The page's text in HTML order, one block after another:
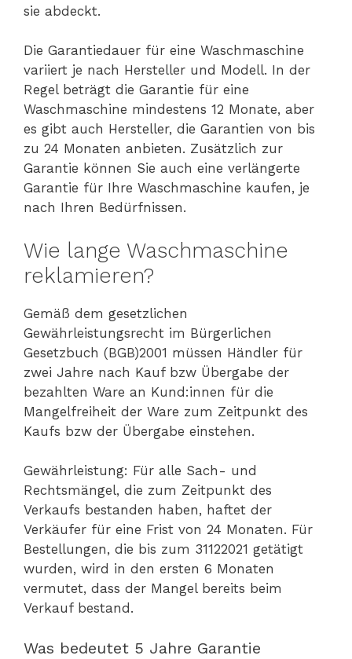
sie abdeckt.
Die Garantiedauer für eine Waschmaschine
variiert je nach Hersteller und Modell. In der
Regel beträgt die Garantie für eine
Waschmaschine mindestens 12 Monate, aber
es gibt auch Hersteller, die Garantien von bis
zu 24 Monaten anbieten. Zusätzlich zur
Garantie können Sie auch eine verlängerte
Garantie für Ihre Waschmaschine kaufen, je
nach Ihren Bedürfnissen.
Wie lange Waschmaschine
reklamieren?
Gemäß dem gesetzlichen
Gewährleistungsrecht im Bürgerlichen
Gesetzbuch (BGB)2001 müssen Händler für
zwei Jahre nach Kauf bzw Übergabe der
bezahlten Ware an Kund:innen für die
Mangelfreiheit der Ware zum Zeitpunkt des
Kaufs bzw der Übergabe einstehen.
Gewährleistung: Für alle Sach- und
Rechtsmängel, die zum Zeitpunkt des
Verkaufs bestanden haben, haftet der
Verkäufer für eine Frist von 24 Monaten. Für
Bestellungen, die bis zum 31122021 getätigt
wurden, wird in den ersten 6 Monaten
vermutet, dass der Mangel bereits beim
Verkauf bestand.
Was bedeutet 5 Jahre Garantie